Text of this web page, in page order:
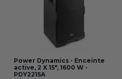
Power Dynamics - Enceinte
active, 2 X 15", 1600 W -
PDY2215A